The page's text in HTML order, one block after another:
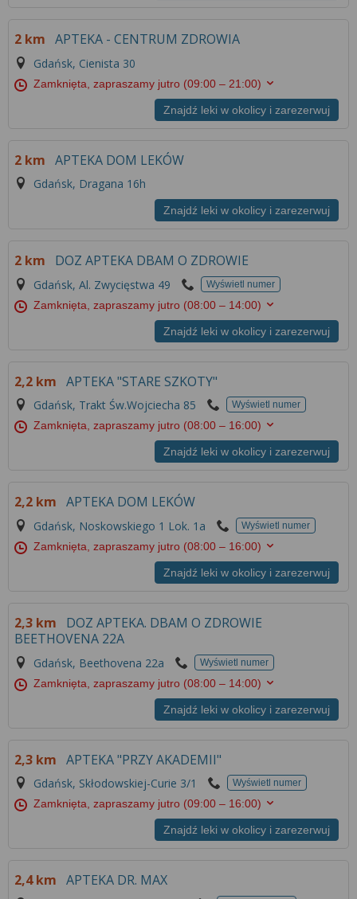
2 km APTEKA - CENTRUM ZDROWIA
Gdańsk, Cienista 30
Zamknięta, zapraszamy jutro (09:00 – 21:00)
Znajdź leki w okolicy i zarezerwuj
2 km APTEKA DOM LEKÓW
Gdańsk, Dragana 16h
Znajdź leki w okolicy i zarezerwuj
2 km DOZ APTEKA DBAM O ZDROWIE
Gdańsk, Al. Zwycięstwa 49 Wyświetl numer
Zamknięta, zapraszamy jutro (08:00 – 14:00)
Znajdź leki w okolicy i zarezerwuj
2,2 km APTEKA "STARE SZKOTY"
Gdańsk, Trakt Św.Wojciecha 85 Wyświetl numer
Zamknięta, zapraszamy jutro (08:00 – 16:00)
Znajdź leki w okolicy i zarezerwuj
2,2 km APTEKA DOM LEKÓW
Gdańsk, Noskowskiego 1 Lok. 1a Wyświetl numer
Zamknięta, zapraszamy jutro (08:00 – 16:00)
Znajdź leki w okolicy i zarezerwuj
2,3 km
DOZ APTEKA. DBAM O ZDROWIE
BEETHOVENA 22A
Gdańsk, Beethovena 22a Wyświetl numer
Zamknięta, zapraszamy jutro (08:00 – 14:00)
Znajdź leki w okolicy i zarezerwuj
2,3 km APTEKA "PRZY AKADEMII"
Gdańsk, Skłodowskiej-Curie 3/1 Wyświetl numer
Zamknięta, zapraszamy jutro (09:00 – 16:00)
Znajdź leki w okolicy i zarezerwuj
2,4 km APTEKA DR. MAX